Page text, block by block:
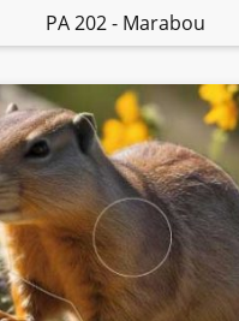
PA 202 - Marabou